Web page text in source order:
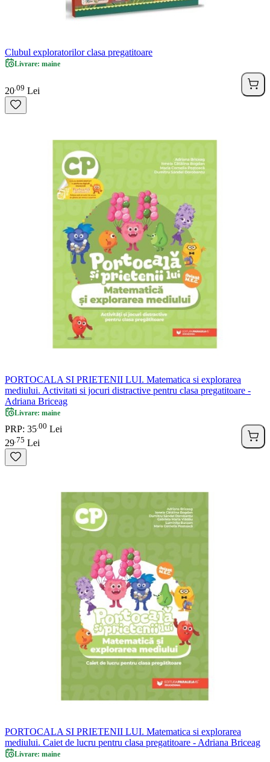
Clubul exploratorilor clasa pregatitoare
Livrare: maine
20 09 Lei
PORTOCALA SI PRIETENII LUI. Matematica si explorarea
mediului. Activitati si jocuri distractive pentru clasa pregatitoare -
Adriana Briceag
Livrare: maine
PRP: 35 00 Lei
29 75 Lei
PORTOCALA SI PRIETENII LUI. Matematica si explorarea
mediului. Caiet de lucru pentru clasa pregatitoare - Adriana Briceag
Livrare: maine